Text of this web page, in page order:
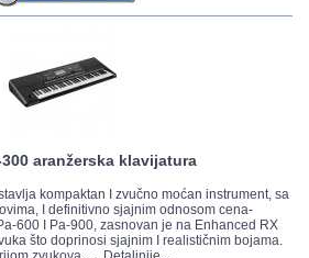
300 aranžerska klavijatura
kompaktan I zvučno moćan instrument, sa
I definitivno sjajnim odnosom cena-
600 I Pa-900, zasnovan je na Enhanced RX
što doprinosi sjajnim I realističnim bojama.